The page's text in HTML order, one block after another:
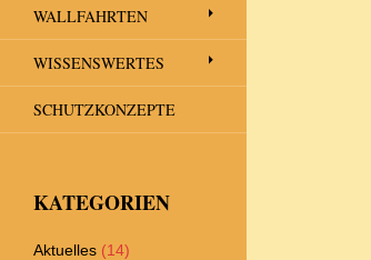
WALLFAHRTEN
WISSENSWERTES
SCHUTZKONZEPTE
KATEGORIEN
Aktuelles (14)